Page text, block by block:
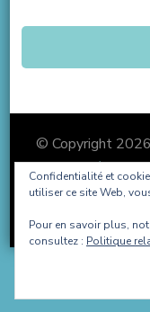
© Copyright 2026
Jeux Vidéo.
Développé par
Confidentialité et
utiliser ce site Web,
Pour en savoir plus,
consultez : Politique